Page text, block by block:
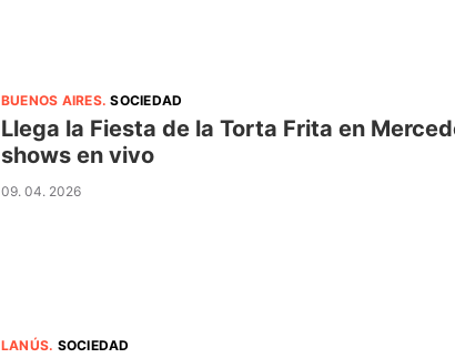
BUENOS AIRES.SOCIEDAD
Llega la Fiesta de la Torta Frita en
shows en vivo
09. 04. 2026
LANÚS. SOCIEDAD